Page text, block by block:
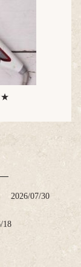
★
2026/07/30
18